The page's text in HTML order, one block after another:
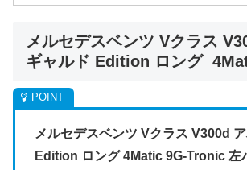
メルセデスベンツ Vクラス
ギャルド Edition ロング
メルセデスベンツ Vクラス V300d
Edition ロング 4Matic 9G-Tronic 左